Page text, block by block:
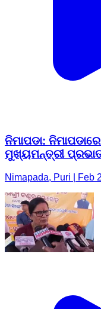
ନିମାପଡା:
ମୁଖ୍ୟମନ୍ତ୍ରୀ
Nimapada, Puri | Feb